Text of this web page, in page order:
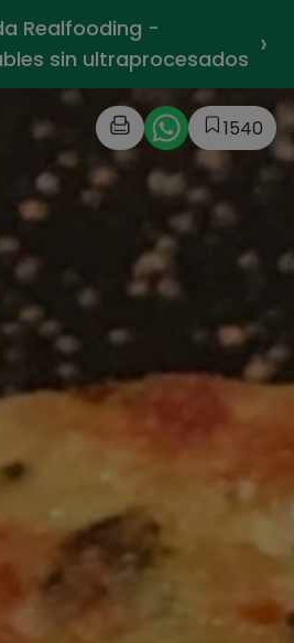
Realfooding -
sin ultraprocesados ›
1540